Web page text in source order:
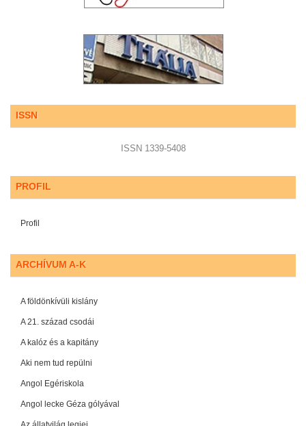
ISSN
ISSN 1339-5408
PROFIL
Profil
ARCHÍVUM A-K
A földönkívüli kislány
A 21. század csodái
A kalóz és a kapitány
Aki nem tud repülni
Angol Egériskola
Angol lecke Géza gólyával